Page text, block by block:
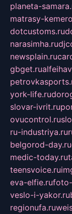
planeta-
matrasy-
dotcustoms.ru
narasimha.ru
newsplain.ru
gbget.ru
york-life.ru
slovar-ivrit.ru
ovucontrol.ru
ru-industriya.ru
belgorod-day.ru
medic-today.ru
teensvoice.ru
eva-elfie.ru
veslo-i-yakor.ru
regionufa.ru